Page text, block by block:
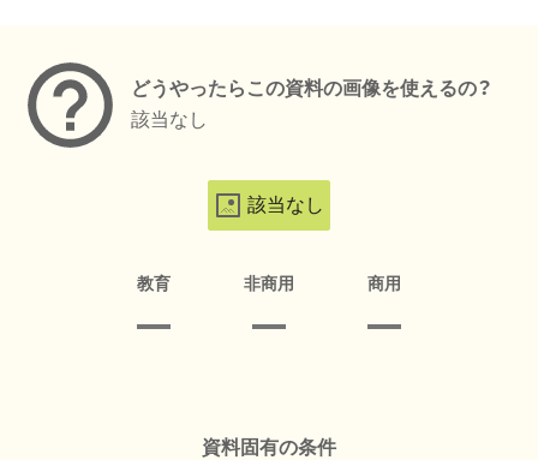
どうやったらこの資料の画像を使えるの？
該当なし
該当なし
教育 非商用 商用
資料固有の条件